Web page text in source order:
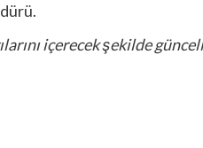
içerecek şekilde